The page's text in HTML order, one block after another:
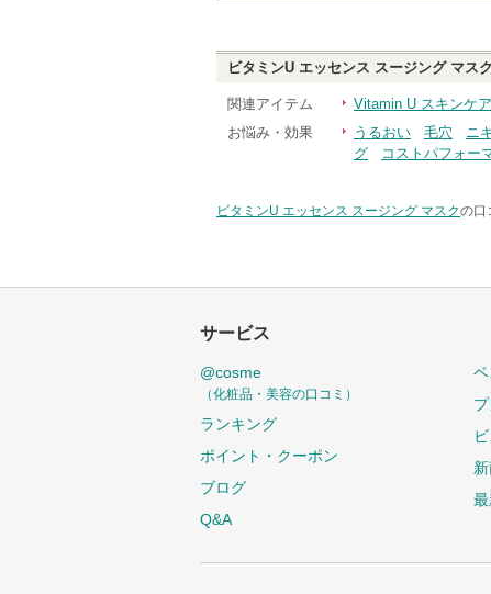
ビタミンU エッセンス スージング マスク
関連アイテム Vitamin U スキンケ
お悩み・効果
うるおい 毛穴 ニ
グ
コストパフォー
ビタミンU エッセンス スージング マスクの口
サービス
@cosme
（化粧品・美容の口コミ）
ランキング
ポイント・クーポン
ブログ
Q&A
最